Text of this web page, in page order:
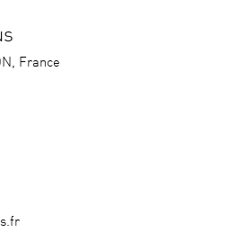
France